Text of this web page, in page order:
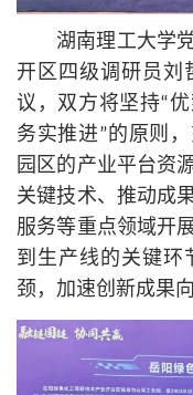
湖南理工大学
开区四级调研员刘
议，双方将坚持“
务实推进”的原则
园区的产业平台资
关键技术、推动成
服务等重点领域开
到生产线的关键环
颈，加速创新成果